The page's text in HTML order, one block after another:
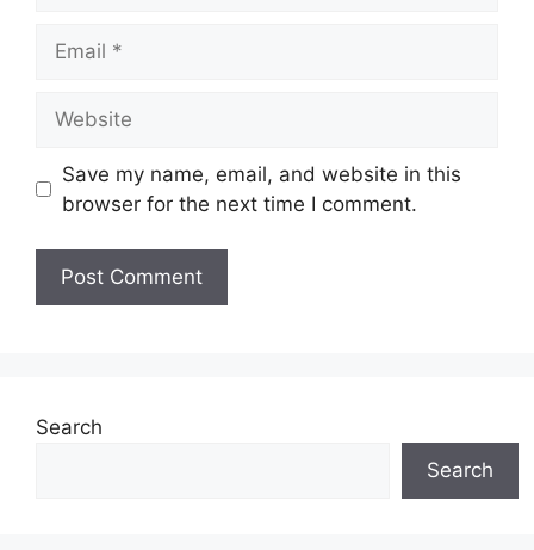
Save my name, email, and website in this
browser for the next time I comment.
Search
Search